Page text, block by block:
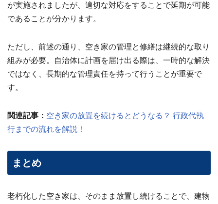
が実施されましたが、適切な対応をすることで延期が可能
であることが分かります。
ただし、前述の通り、空き家の管理と修繕は継続的な取り
組みが必要。自治体に計画を届け出る際は、一時的な解決
ではなく、長期的な管理責任を持って行うことが重要で
す。
関連記事： 空き家の放置を続けるとどうなる？ 行政代執
行までの流れを解説！
まとめ
老朽化した空き家は、そのまま放置し続けることで、建物